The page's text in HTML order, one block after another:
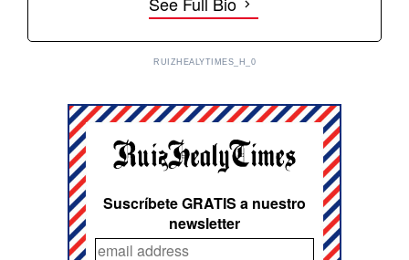
RUIZHEALYTIMES_H_0
Suscríbete GRATIS a nuestro
newsletter